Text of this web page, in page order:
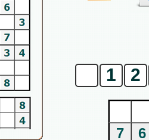
1 2
7
6